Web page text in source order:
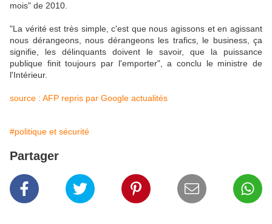
mois" de 2010.
"La vérité est très simple, c'est que nous agissons et en agissant
nous dérangeons, nous dérangeons les trafics, le business, ça
signifie, les délinquants doivent le savoir, que la puissance
publique finit toujours par l'emporter", a conclu le ministre de
l'Intérieur.
source : AFP repris par Google actualités
#politique et sécurité
Partager